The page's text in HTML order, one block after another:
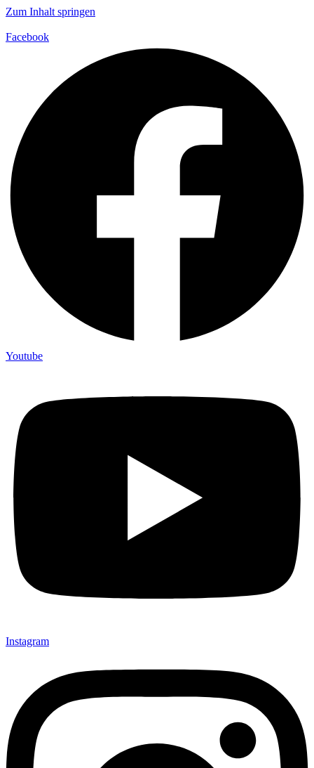
Zum Inhalt springen
Facebook
Youtube
Instagram